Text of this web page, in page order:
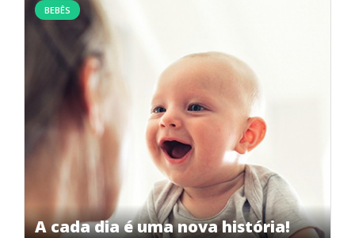
A cada dia é uma nova história!
BEBÊS